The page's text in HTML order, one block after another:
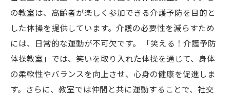
の教室は、高齢者が楽しく参加できる介護予防を目的と
した体操を提供しています。介護の必要性を減らすため
には、日常的な運動が不可欠です。 「笑える！介護予防
体操教室」では、笑いを取り入れた体操を通じて、身体
の柔軟性やバランスを向上させ、心身の健康を促進しま
す。さらに、教室では仲間と共に運動することで、社交